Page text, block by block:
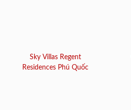
Sky Villas Regent
Residences Phú Quốc